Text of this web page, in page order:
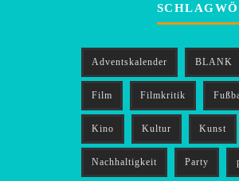
Adventskalender BLANK
Film Filmkritik
Kino Kultur Kunst
Nachhaltigkeit Party